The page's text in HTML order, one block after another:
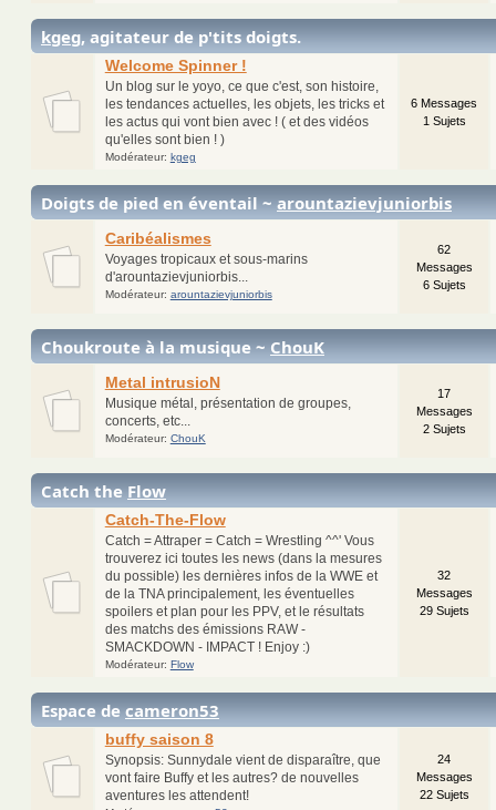
kgeg, agitateur de p'tits doigts.
Welcome Spinner !
Un blog sur le yoyo, ce que c'est, son histoire,
les tendances actuelles, les objets, les tricks et
les actus qui vont bien avec ! ( et des vidéos
qu'elles sont bien ! )
Modérateur: kgeg
6 Messages
1 Sujets
Doigts de pied en éventail ~arountazievjuniorbis
Caribéalismes
Voyages tropicaux et sous-marins
d'arountazievjuniorbis...
Modérateur: arountazievjuniorbis
62
Messages
6 Sujets
Choukroute à la musique ~ChouK
Metal intrusioN
Musique métal, présentation de groupes,
concerts, etc...
Modérateur: ChouK
17
Messages
2 Sujets
Catch theFlow
Catch-The-Flow
Catch = Attraper = Catch = Wrestling ^^' Vous
trouverez ici toutes les news (dans la mesures
du possible) les dernières infos de la WWE et
de la TNA principalement, les éventuelles
spoilers et plan pour les PPV, et le résultats
des matchs des émissions RAW -
SMACKDOWN - IMPACT ! Enjoy :)
Modérateur: Flow
32
Messages
29 Sujets
Espace decameron53
buffy saison 8
Synopsis: Sunnydale vient de disparaître, que
vont faire Buffy et les autres? de nouvelles
aventures les attendent!
24
Messages
22 Sujets